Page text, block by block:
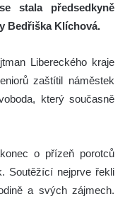
stala předsedkyně
Bedřiška Klíchová.
Libereckého kraje
zaštítil náměstek
který současně
o přízeň porotců
Soutěžící nejprve řekli
a svých zájmech.